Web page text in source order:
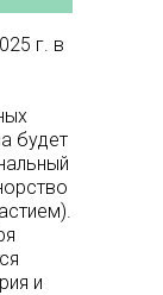
г. в
будет
и